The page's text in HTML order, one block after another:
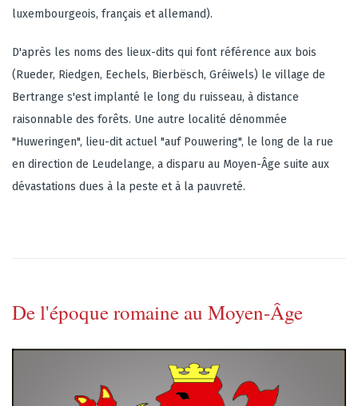
luxembourgeois, français et allemand).
D'après les noms des lieux-dits qui font référence aux bois
(Rueder, Riedgen, Eechels, Bierbësch, Gréiwels) le village de
Bertrange s'est implanté le long du ruisseau, à distance
raisonnable des forêts. Une autre localité dénommée
"Huweringen", lieu-dit actuel "auf Pouwering", le long de la rue
en direction de Leudelange, a disparu au Moyen-Âge suite aux
dévastations dues à la peste et à la pauvreté.
De l'époque romaine au Moyen-Âge